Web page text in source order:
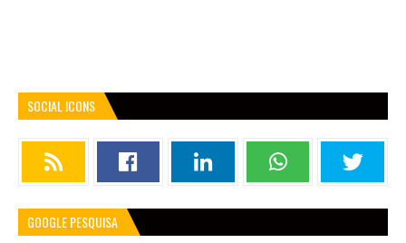
SOCIAL ICONS
GOOGLE PESQUISA